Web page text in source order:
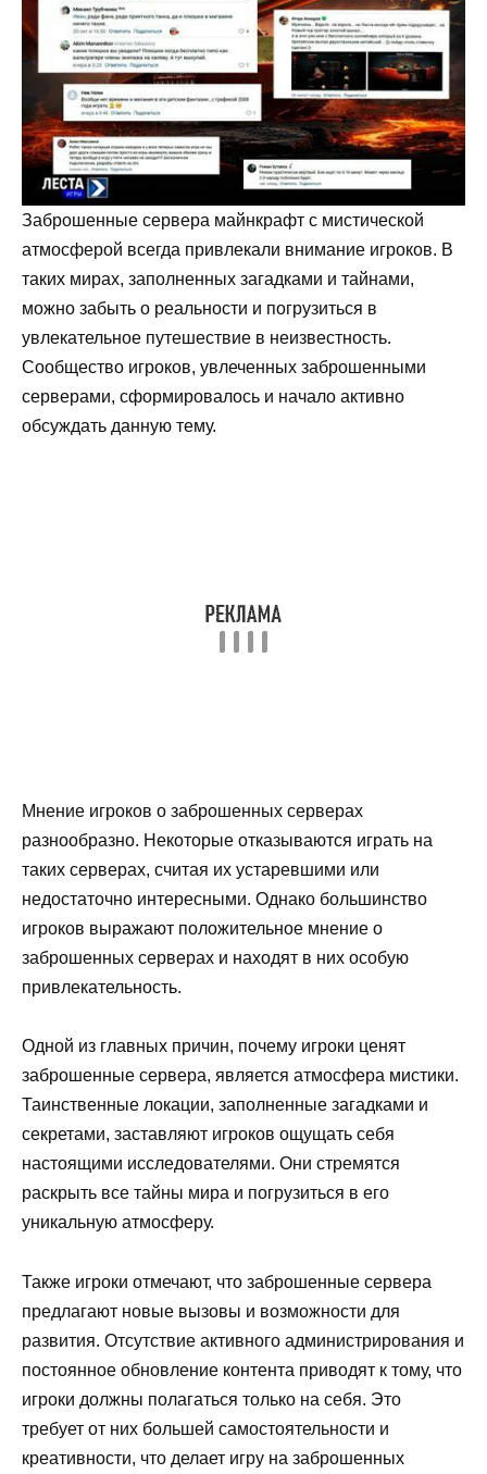
Заброшенные сервера майнкрафт с мистической
атмосферой всегда привлекали внимание игроков. В
таких мирах, заполненных загадками и тайнами,
можно забыть о реальности и погрузиться в
увлекательное путешествие в неизвестность.
Сообщество игроков, увлеченных заброшенными
серверами, сформировалось и начало активно
обсуждать данную тему.
Мнение игроков о заброшенных серверах
разнообразно. Некоторые отказываются играть на
таких серверах, считая их устаревшими или
недостаточно интересными. Однако большинство
игроков выражают положительное мнение о
заброшенных серверах и находят в них особую
привлекательность.
Одной из главных причин, почему игроки ценят
заброшенные сервера, является атмосфера мистики.
Таинственные локации, заполненные загадками и
секретами, заставляют игроков ощущать себя
настоящими исследователями. Они стремятся
раскрыть все тайны мира и погрузиться в его
уникальную атмосферу.
Также игроки отмечают, что заброшенные сервера
предлагают новые вызовы и возможности для
развития. Отсутствие активного администрирования и
постоянное обновление контента приводят к тому, что
игроки должны полагаться только на себя. Это
требует от них большей самостоятельности и
креативности, что делает игру на заброшенных